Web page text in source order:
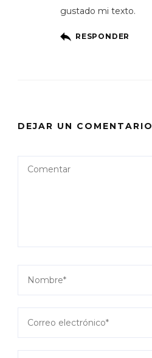
gustado mi texto.
RESPONDER
DEJAR UN COMENTARIO